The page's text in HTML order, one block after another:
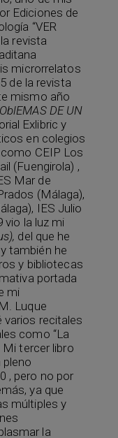
Ediciones de
“VER
revista
microrrelatos
de la revista
mismo año
DE UN
Exlibric y
en colegios
CEIP Los
(Fuengirola) ,
Mar de
(Málaga),
IES Julio
vio la luz mi
del que he
también he
y bibliotecas
portada
mi
Luque
recitales
como “La
Mi tercer libro
, pero no por
ya que
múltiples y
la